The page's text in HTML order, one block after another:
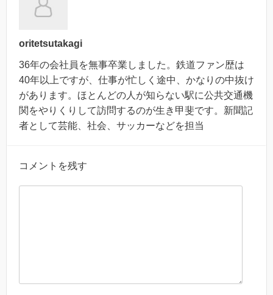
oritetsutakagi
36年の会社員を無事卒業しました。鉄道ファン歴は
40年以上ですが、仕事が忙しく途中、かなりの中抜け
があります。ほとんどの人が知らない駅に公共交通機
関をやりくりして訪問するのが生き甲斐です。新聞記
者として芸能、社会、サッカーなどを担当
コメントを残す